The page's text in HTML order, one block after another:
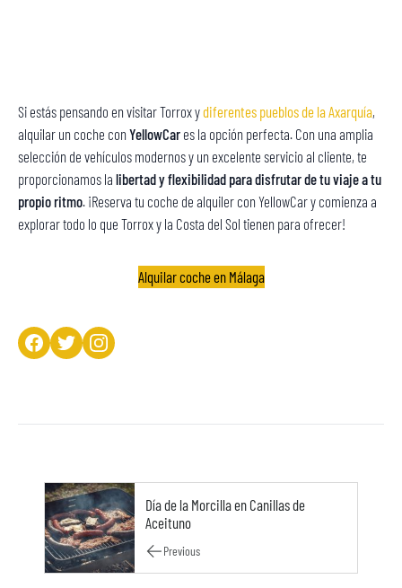
Si estás pensando en visitar Torrox ydiferentes pueblos de la Axarquía,
alquilar un coche con YellowCar es la opción perfecta. Con una amplia
selección de vehículos modernos y un excelente servicio al cliente, te
proporcionamos la libertad y flexibilidad para disfrutar de tu viaje a tu
propio ritmo. ¡Reserva tu coche de alquiler con YellowCar y comienza a
explorar todo lo que Torrox y la Costa del Sol tienen para ofrecer!
Alquilar coche en Málaga
Día de la Morcilla en Canillas de
Aceituno
Previous